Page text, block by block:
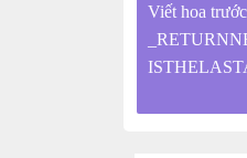
Viết hoa